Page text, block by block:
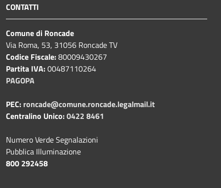
CONTATTI
Comune di Roncade
Via Roma, 53, 31056 Roncade TV
Codice Fiscale:80009430267
Partita IVA:00487110264
PAGOPA
PEC: roncade@comune.roncade.legalmail.it
Centralino Unico:0422 8461
Numero Verde Segnalazioni
Pubblica Illuminazione
800 292458